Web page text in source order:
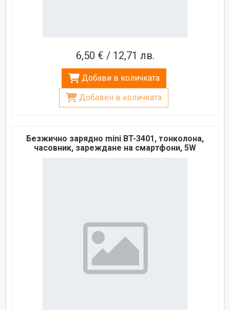
6,50 € / 12,71 лв.
Добави в количката
Добавен в количката
Безжично зарядно mini BT-3401, тонколона,
часовник, зареждане на смартфони, 5W